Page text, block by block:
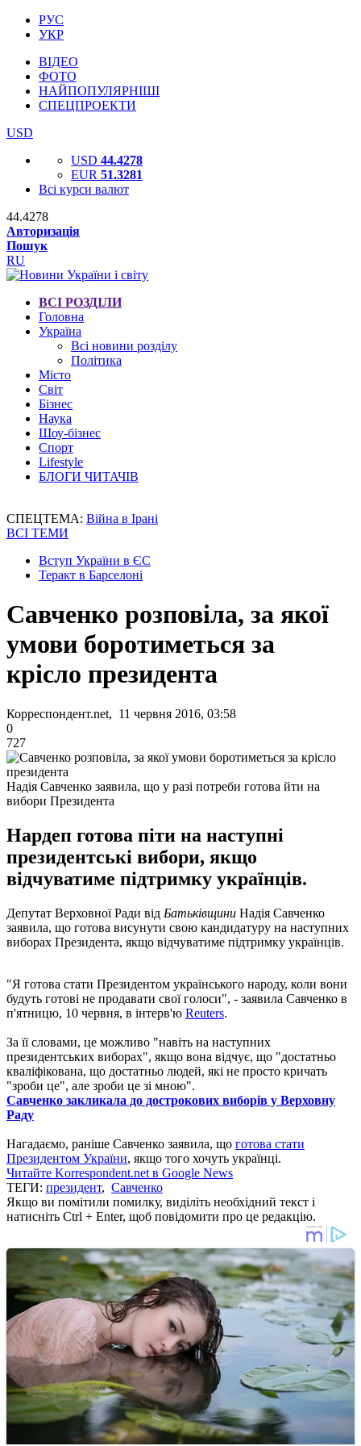
РУС
УКР
ВІДЕО
ФОТО
НАЙПОПУЛЯРНІШІ
СПЕЦПРОЕКТИ
USD
USD 44.4278
EUR 51.3281
Всі курси валют
44.4278
Авторизація
Пошук
RU
ВСІ РОЗДІЛИ
Головна
Україна
Всі новини розділу
Політика
Місто
Світ
Бізнес
Наука
Шоу-бізнес
Спорт
Lifestyle
БЛОГИ ЧИТАЧІВ
СПЕЦТЕМА: Війна в Ірані
ВСІ ТЕМИ
Вступ України в ЄС
Теракт в Барселоні
Савченко розповіла, за якої
умови боротиметься за
крісло президента
Корреспондент.net, 11 червня 2016, 03:58
0
727
Надія Савченко заявила, що у разі потреби готова йти на
вибори Президента
Нардеп готова піти на наступні
президентські вибори, якщо
відчуватиме підтримку українців.
Депутат Верховної Ради від Батьківщини Надія Савченко
заявила, що готова висунути свою кандидатуру на наступних
виборах Президента, якщо відчуватиме підтримку українців.
"Я готова стати Президентом українського народу, коли вони
будуть готові не продавати свої голоси", - заявила Савченко в
п'ятницю, 10 червня, в інтерв'ю Reuters.
За її словами, це можливо "навіть на наступних
президентських виборах", якщо вона відчує, що "достатньо
кваліфікована, що достатньо людей, які не просто кричать
"зроби це", але зроби це зі мною".
Савченко закликала до дострокових виборів у Верховну
Раду
Нагадаємо, раніше Савченко заявила, що готова стати
Президентом України, якщо того хочуть українці.
Читайте Korrespondent.net в Google News
ТЕГИ: президент, Савченко
Якщо ви помітили помилку, виділіть необхідний текст і
натисніть Ctrl + Enter, щоб повідомити про це редакцію.